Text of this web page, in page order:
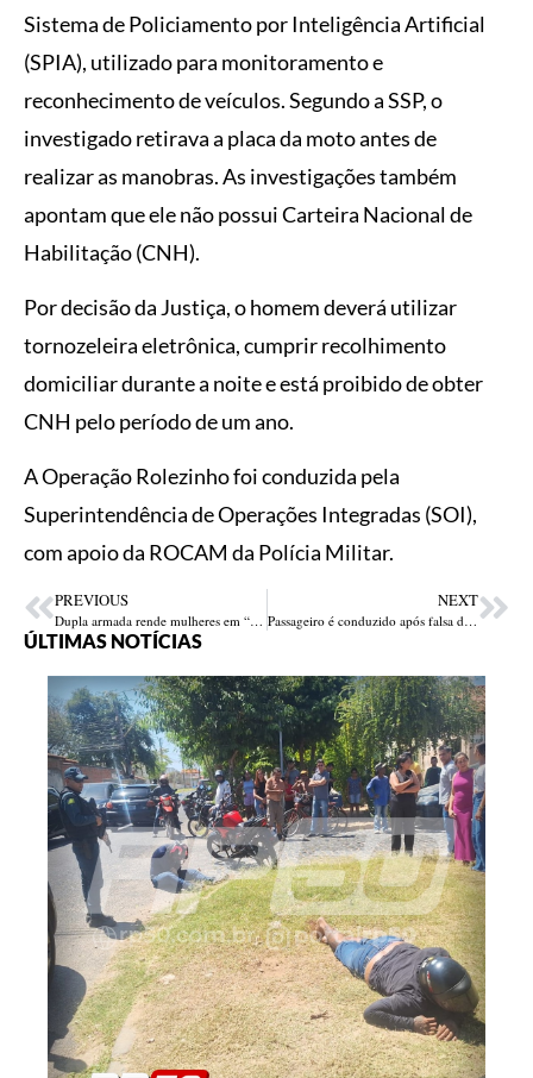
Sistema de Policiamento por Inteligência Artificial
(SPIA), utilizado para monitoramento e
reconhecimento de veículos. Segundo a SSP, o
investigado retirava a placa da moto antes de
realizar as manobras. As investigações também
apontam que ele não possui Carteira Nacional de
Habilitação (CNH).
Por decisão da Justiça, o homem deverá utilizar
tornozeleira eletrônica, cumprir recolhimento
domiciliar durante a noite e está proibido de obter
CNH pelo período de um ano.
A Operação Rolezinho foi conduzida pela
Superintendência de Operações Integradas (SOI),
com apoio da ROCAM da Polícia Militar.
PREVIOUS
Dupla armada rende mulheres em “Mansão da Barbie” e rouba joias avaliadas em R$ 20 mil, em Parnaíba
NEXT
Passageiro é conduzido após falsa denúncia sobre segurança de avião em aeroporto de Teresina
ÚLTIMAS NOTÍCIAS